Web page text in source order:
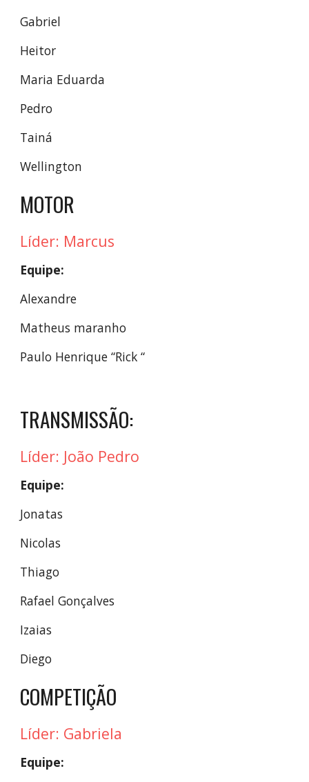
Gabriel
Heitor
Maria Eduarda
Pedro
Tainá
Wellington
MOTOR
Líder: Marcus
Equipe:
Alexandre
Matheus maranho
Paulo Henrique “Rick “
TRANSMISSÃO:
Líder: João Pedro
Equipe:
Jonatas
Nicolas
Thiago
Rafael Gonçalves
Izaias
Diego
COMPETIÇÃO
Líder: Gabriela
Equipe: